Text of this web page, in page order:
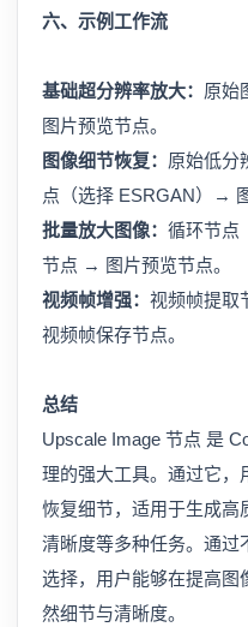
六、示例工作流
基础超分辨率放大： 原始
图片预览节点。
图像细节恢复： 原始低分
点（选择 ESRGAN）→
批量放大图像： 循环节点
节点 → 图片预览节点。
视频帧增强： 视频帧提取
视频帧保存节点。
总结
Upscale Image 节点 是
理的强大工具。通过它，
恢复细节，适用于生成高
清晰度等多种任务。通过
选择，用户能够在提高图
然细节与清晰度。